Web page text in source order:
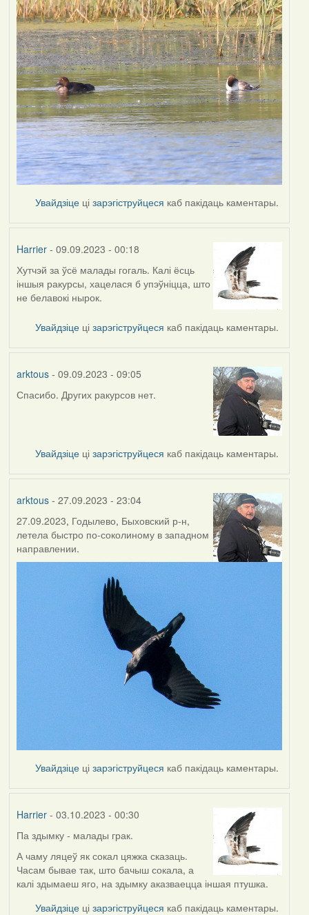
Увайдзіце цізарэгіструйцеся каб пакідаць каментары.
Harrier- 09.09.2023 - 00:18
Хутчэй за ўсё малады гогаль. Калі ёсць
іншыя ракурсы, хацелася б упэўніцца, што
не белавокі нырок.
Увайдзіце цізарэгіструйцеся каб пакідаць каментары.
arktous- 09.09.2023 - 09:05
Спасибо. Других ракурсов нет.
Увайдзіце цізарэгіструйцеся каб пакідаць каментары.
arktous- 27.09.2023 - 23:04
27.09.2023, Годылево, Быховский р-н,
летела быстро по-соколиному в западном
направлении.
Увайдзіце цізарэгіструйцеся каб пакідаць каментары.
Harrier- 03.10.2023 - 00:30
Па здымку - малады грак.
А чаму ляцеў як сокал цяжка сказаць.
Часам бывае так, што бачыш сокала, а
калі здымаеш яго, на здымку аказваецца іншая птушка.
Увайдзіце цізарэгіструйцеся каб пакідаць каментары.